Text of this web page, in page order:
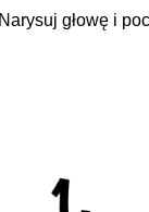
głowę i